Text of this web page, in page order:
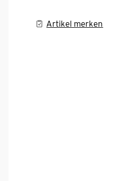
Artikel merken